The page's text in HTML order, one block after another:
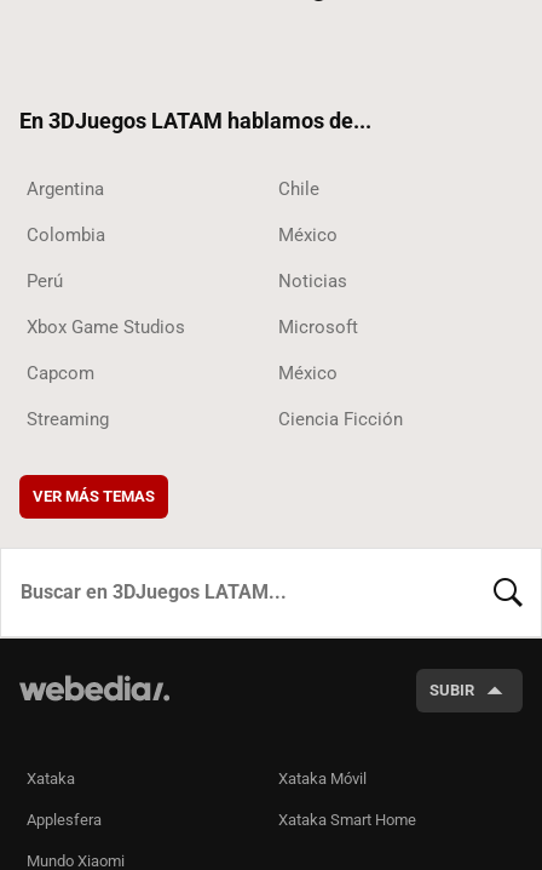
En 3DJuegos LATAM hablamos de...
Argentina Chile
Colombia México
Perú Noticias
Xbox Game Studios Microsoft
Capcom México
Streaming Ciencia Ficción
VER MÁS TEMAS
SUBIR
Xataka Xataka Móvil
Applesfera Xataka Smart Home
Mundo Xiaomi